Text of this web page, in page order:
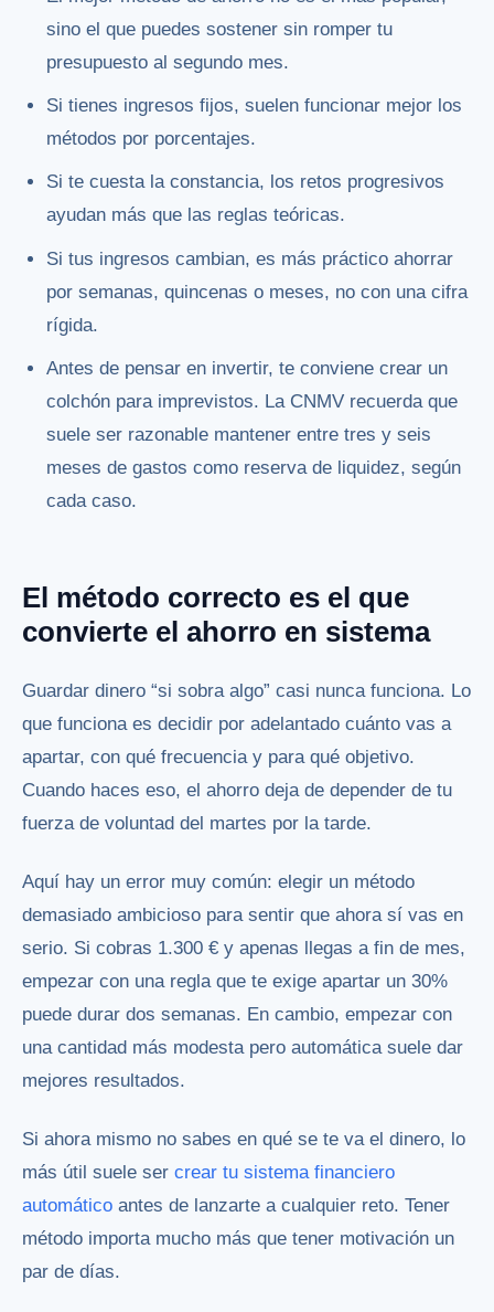
sino el que puedes sostener sin romper tu
presupuesto al segundo mes.
Si tienes ingresos fijos, suelen funcionar mejor los
métodos por porcentajes.
Si te cuesta la constancia, los retos progresivos
ayudan más que las reglas teóricas.
Si tus ingresos cambian, es más práctico ahorrar
por semanas, quincenas o meses, no con una cifra
rígida.
Antes de pensar en invertir, te conviene crear un
colchón para imprevistos. La CNMV recuerda que
suele ser razonable mantener entre tres y seis
meses de gastos como reserva de liquidez, según
cada caso.
El método correcto es el que
convierte el ahorro en sistema
Guardar dinero “si sobra algo” casi nunca funciona. Lo
que funciona es decidir por adelantado cuánto vas a
apartar, con qué frecuencia y para qué objetivo.
Cuando haces eso, el ahorro deja de depender de tu
fuerza de voluntad del martes por la tarde.
Aquí hay un error muy común: elegir un método
demasiado ambicioso para sentir que ahora sí vas en
serio. Si cobras 1.300 € y apenas llegas a fin de mes,
empezar con una regla que te exige apartar un 30%
puede durar dos semanas. En cambio, empezar con
una cantidad más modesta pero automática suele dar
mejores resultados.
Si ahora mismo no sabes en qué se te va el dinero, lo
más útil suele ser crear tu sistema financiero
automático antes de lanzarte a cualquier reto. Tener
método importa mucho más que tener motivación un
par de días.